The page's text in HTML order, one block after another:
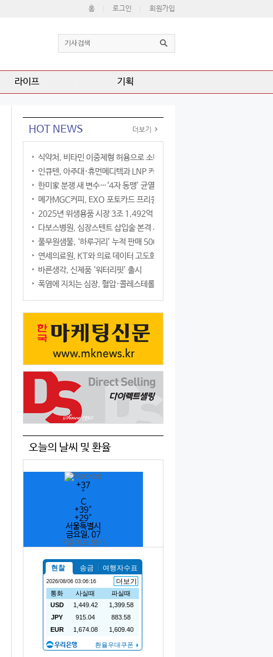
홈 로그인 회원가입
라이프 기획
HOT NEWS 더보기
식약처, 비타민 이중제형 허용으로 소비자 선택권 확대
인큐텐, 아주대·휴먼메디텍과 LNP 커큐민 공동연구
한미家 분쟁 새 변수…‘4자 동맹’ 균열 현실화
메가MGC커피, EXO 포토카드 프리퀀시 이벤트
2025년 위생용품 시장 3조 1,492억 원
다보스병원, 심장스텐트 삽입술 본격 시행
풀무원샘물, ‘하루귀리’ 누적 판매 500만 병 돌파
연세의료원, KT와 의료 데이터 고도화 협력
바른생각, 신제품 ‘워터리핏’ 출시
폭염에 지치는 심장, 혈압·콜레스테롤만 챙기면 될까?
오늘의 날씨 및 환율
+37
°
C
+39°
+29°
서울특별시
금요일, 07
7일 예보 보기